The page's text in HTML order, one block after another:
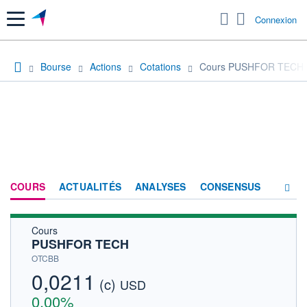
Menu Connexion
Bourse Actions Cotations Cours PUSHFOR TECH
COURS ACTUALITÉS ANALYSES CONSENSUS
Cours
PUSHFOR TECH
OTCBB
0,0211 (c) USD
0,00%